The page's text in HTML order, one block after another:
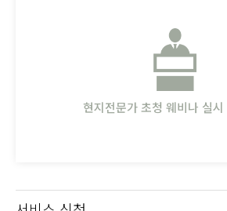
현지전문가 초청 웨비나 실시